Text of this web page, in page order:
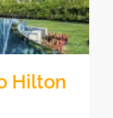
Hilton